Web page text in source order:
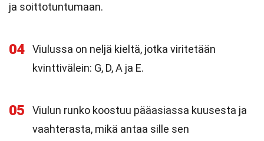
ja soittotuntumaan.
04
Viulussa on neljä kieltä, jotka viritetään
kvinttivälein: G, D, A ja E.
05
Viulun runko koostuu pääasiassa kuusesta ja
vaahterasta, mikä antaa sille sen